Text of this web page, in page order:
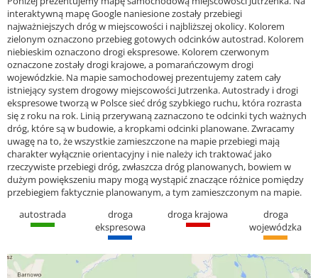
interaktywną mapę Google naniesione zostały przebiegi
najważniejszych dróg w miejscowości i najbliższej okolicy. Kolorem
zielonym oznaczono przebieg gotowych odcinków autostrad. Kolorem
niebieskim oznaczono drogi ekspresowe. Kolorem czerwonym
oznaczone zostały drogi krajowe, a pomarańczowym drogi
wojewódzkie. Na mapie samochodowej prezentujemy zatem cały
istniejący system drogowy miejscowości Jutrzenka. Autostrady i drogi
ekspresowe tworzą w Polsce sieć dróg szybkiego ruchu, która rozrasta
się z roku na rok. Linią przerywaną zaznaczono te odcinki tych ważnych
dróg, które są w budowie, a kropkami odcinki planowane. Zwracamy
uwagę na to, że wszystkie zamieszczone na mapie przebiegi mają
charakter wyłącznie orientacyjny i nie należy ich traktować jako
rzeczywiste przebiegi dróg, zwłaszcza dróg planowanych, bowiem w
dużym powiększeniu mapy mogą wystąpić znaczące różnice pomiędzy
przebiegiem faktycznie planowanym, a tym zamieszczonym na mapie.
autostrada
droga
ekspresowa
droga krajowa
droga
wojewódzka